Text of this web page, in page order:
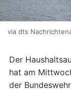
via dts
Der
hat am
der